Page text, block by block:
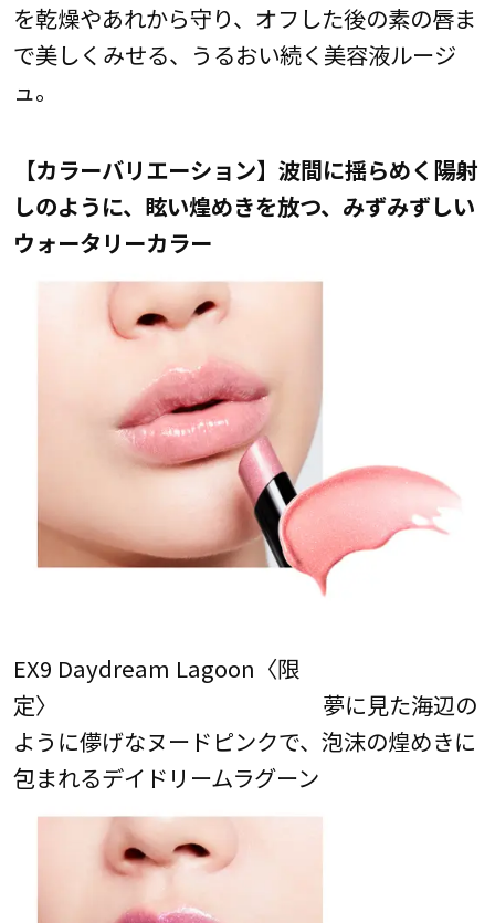
を乾燥やあれから守り、オフした後の素の唇ま
で美しくみせる、うるおい続く美容液ルージ
ュ。
【カラーバリエーション】波間に揺らめく陽射
しのように、眩い煌めきを放つ、みずみずしい
ウォータリーカラー
EX9 Daydream Lagoon〈限
定〉 夢に見た海辺の
ように儚げなヌードピンクで、泡沫の煌めきに
包まれるデイドリームラグーン